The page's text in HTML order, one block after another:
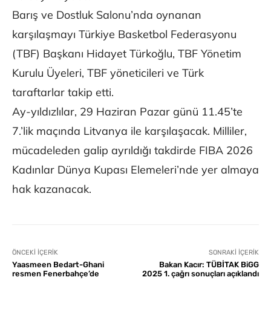
Barış ve Dostluk Salonu’nda oynanan
karşılaşmayı Türkiye Basketbol Federasyonu
(TBF) Başkanı Hidayet Türkoğlu, TBF Yönetim
Kurulu Üyeleri, TBF yöneticileri ve Türk
taraftarlar takip etti.
Ay-yıldızlılar, 29 Haziran Pazar günü 11.45’te
7.’lik maçında Litvanya ile karşılaşacak. Milliler,
mücadeleden galip ayrıldığı takdirde FIBA 2026
Kadınlar Dünya Kupası Elemeleri’nde yer almaya
hak kazanacak.
ÖNCEKI İÇERIK
Yaasmeen Bedart-Ghani
resmen Fenerbahçe’de
SONRAKI İÇERIK
Bakan Kacır: TÜBİTAK BiGG
2025 1. çağrı sonuçları açıklandı